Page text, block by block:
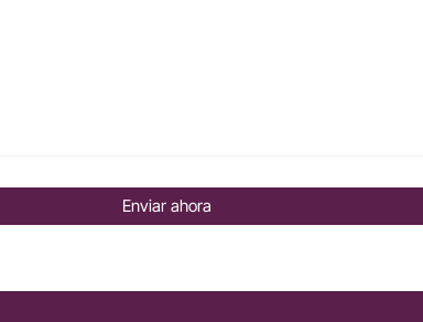
Enviar ahora